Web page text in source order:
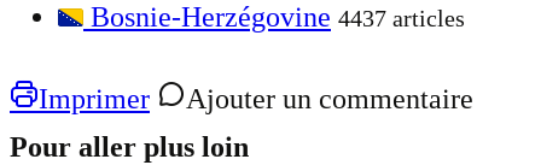
Bosnie-Herzégovine 4437 articles
Imprimer
Ajouter un commentaire
Pour aller plus loin